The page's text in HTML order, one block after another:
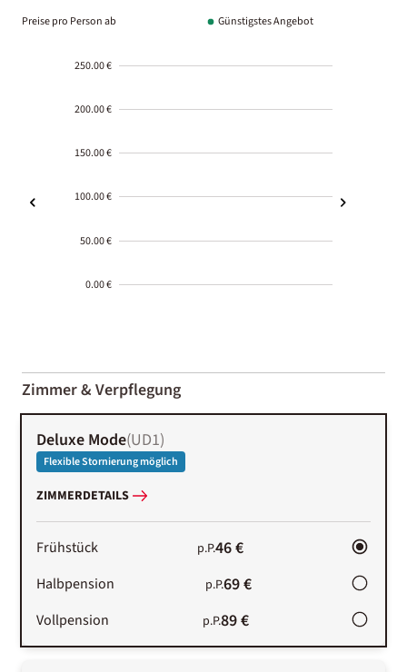
Preise pro Person ab Günstigstes Angebot
250.00 €
200.00 €
150.00 €
100.00 €
50.00 €
0.00 €
01-02
Zimmer & Verpflegung
Deluxe Mode(UD1)
Flexible Stornierung möglich
ZIMMERDETAILS
Frühstück p.P.46 €
Halbpension p.P.69 €
Vollpension p.P.89 €